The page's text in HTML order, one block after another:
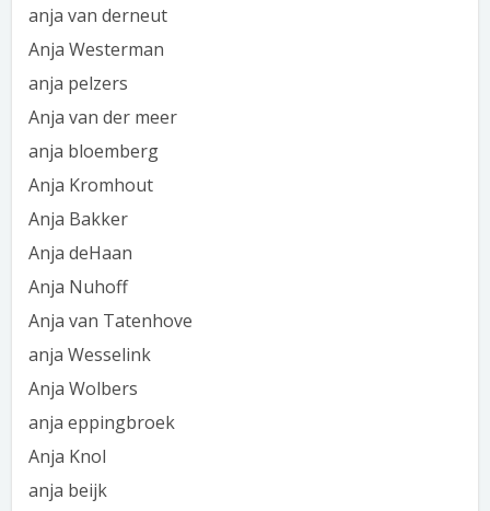
anja van derneut
Anja Westerman
anja pelzers
Anja van der meer
anja bloemberg
Anja Kromhout
Anja Bakker
Anja deHaan
Anja Nuhoff
Anja van Tatenhove
anja Wesselink
Anja Wolbers
anja eppingbroek
Anja Knol
anja beijk